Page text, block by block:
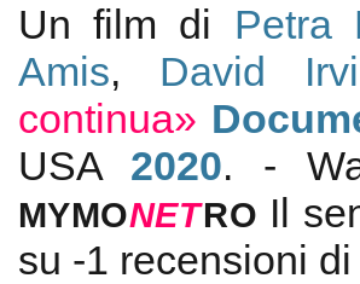
Un film di Petra
Amis, David
continua»
USA 2020. -
MYMONETRO Il
su -1 recensioni